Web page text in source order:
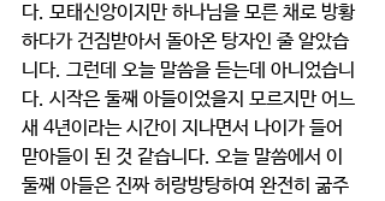
다. 모태신앙이지만 하나님을 모른 채로 방황
하다가 건짐받아서 돌아온 탕자인 줄 알았습
니다. 그런데 오늘 말씀을 듣는데 아니었습니
다. 시작은 둘째 아들이었을지 모르지만 어느
새 4년이라는 시간이 지나면서 나이가 들어
맏아들이 된 것 같습니다. 오늘 말씀에서 이
둘째 아들은 진짜 허랑방탕하여 완전히 굶주